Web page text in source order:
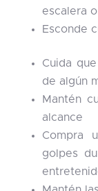
escalera
Esconde
Cuida
de algún
Mantén
alcance
Compra
golpes